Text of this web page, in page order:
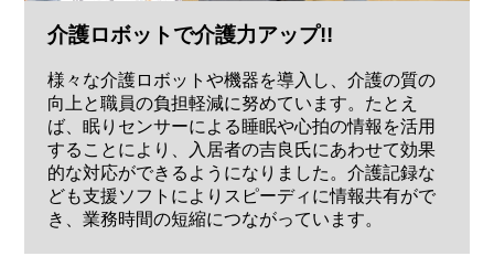
介護ロボットで介護力アップ!!
様々な介護ロボットや機器を導入し、介護の質の
向上と職員の負担軽減に努めています。たとえ
ば、眠りセンサーによる睡眠や心拍の情報を活用
することにより、入居者の吉良氏にあわせて効果
的な対応ができるようになりました。介護記録な
ども支援ソフトによりスピーディに情報共有がで
き、業務時間の短縮につながっています。